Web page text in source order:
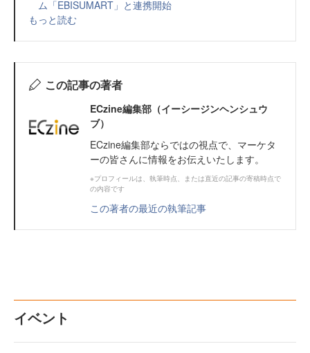
ム「EBISUMART」と連携開始
もっと読む
この記事の著者
ECzine編集部（イーシージンヘンシュウ
ブ）
ECzine編集部ならではの視点で、マーケタ
ーの皆さんに情報をお伝えいたします。
※プロフィールは、執筆時点、または直近の記事の寄稿時点で
の内容です
この著者の最近の執筆記事
イベント